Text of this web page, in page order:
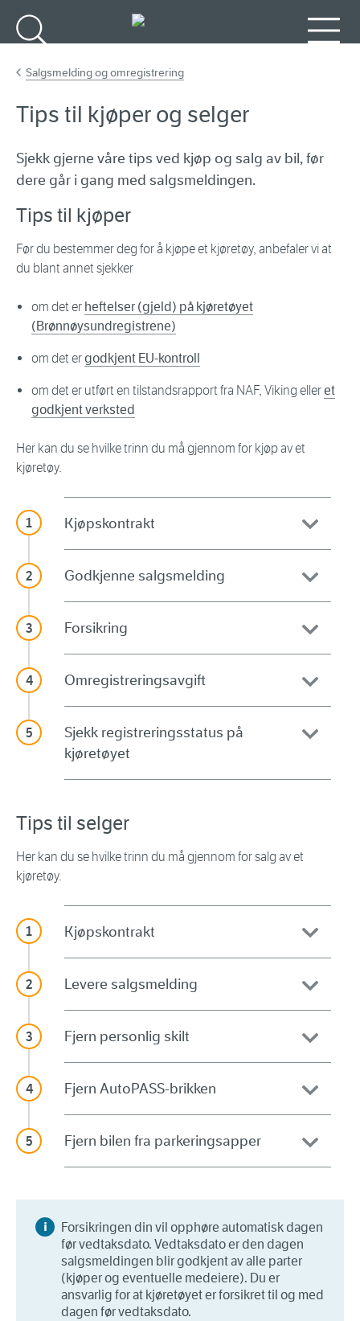
Salgsmelding og omregistrering
Tips til kjøper og selger
Sjekk gjerne våre tips ved kjøp og salg av bil, før
dere går i gang med salgsmeldingen.
Tips til kjøper
Før du bestemmer deg for å kjøpe et kjøretøy, anbefaler vi at
du blant annet sjekker
om det er heftelser (gjeld) på kjøretøyet
(Brønnøysundregistrene)
om det ergodkjent EU-kontroll
om det er utført en tilstandsrapport fra NAF, Viking elleret
godkjent verksted
Her kan du se hvilke trinn du må gjennom for kjøp av et
kjøretøy.
Kjøpskontrakt
Godkjenne salgsmelding
Forsikring
Omregistreringsavgift
Sjekk registreringsstatus på
kjøretøyet
Tips til selger
Her kan du se hvilke trinn du må gjennom for salg av et
kjøretøy.
Kjøpskontrakt
Levere salgsmelding
Fjern personlig skilt
Fjern AutoPASS-brikken
Fjern bilen fra parkeringsapper
Forsikringen din vil opphøre automatisk dagen
før vedtaksdato. Vedtaksdato er den dagen
salgsmeldingen blir godkjent av alle parter
(kjøper og eventuelle medeiere). Du er
ansvarlig for at kjøretøyet er forsikret til og med
dagen før vedtaksdato.